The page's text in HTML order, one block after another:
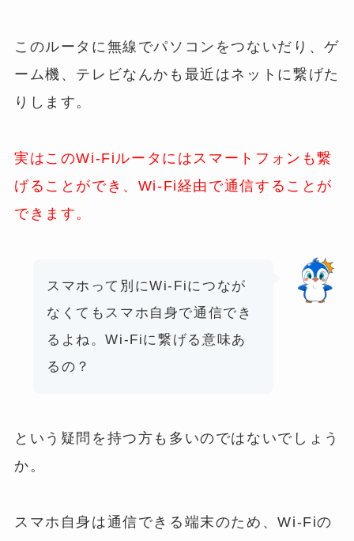
このルータに無線でパソコンをつないだり、ゲ
ーム機、テレビなんかも最近はネットに繋げた
りします。
実はこのWi-Fiルータにはスマートフォンも繋
げることができ、Wi-Fi経由で通信することが
できます。
スマホって別にWi-Fiにつなが
なくてもスマホ自身で通信でき
るよね。Wi-Fiに繋げる意味あ
るの？
という疑問を持つ方も多いのではないでしょう
か。
スマホ自身は通信できる端末のため、Wi-Fiの